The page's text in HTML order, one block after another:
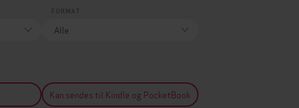
Kan sendes til Kindle og PocketBook